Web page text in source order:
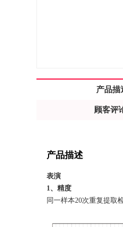
产品描
顾客评
产品描述
表演
1、精度
同一样本20次重复提取